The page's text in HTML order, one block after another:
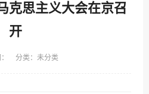
克思主义大会在京召
开
： 分类：未分类